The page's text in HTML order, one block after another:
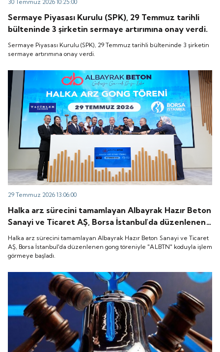
30 Temmuz 2026 10:25:00
Sermaye Piyasası Kurulu (SPK), 29 Temmuz tarihli
bülteninde 3 şirketin sermaye artırımına onay verdi.
Sermaye Piyasası Kurulu (SPK), 29 Temmuz tarihli bülteninde 3 şirketin
sermaye artırımına onay verdi.
29 Temmuz 2026 13:06:00
Halka arz sürecini tamamlayan Albayrak Hazır Beton
Sanayi ve Ticaret AŞ, Borsa İstanbul'da düzenlenen
gong töreniyle "ALBTN" koduyla işlem görmeye
başladı.
Halka arz sürecini tamamlayan Albayrak Hazır Beton Sanayi ve Ticaret
AŞ, Borsa İstanbul'da düzenlenen gong töreniyle "ALBTN" koduyla işlem
görmeye başladı.